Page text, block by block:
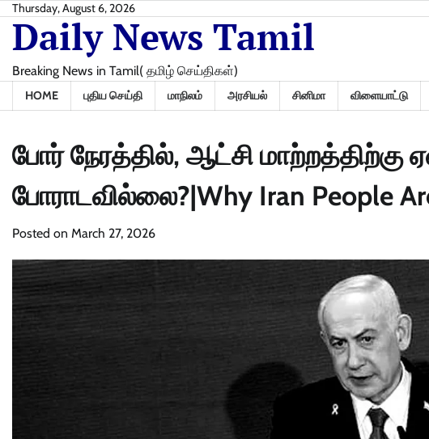
Skip
content
Thursday, August 6, 2026
Daily News Tamil
Breaking News in Tamil( தமிழ் செய்திகள்)
HOME புதிய செய்தி மாநிலம் அரசியல் சினிமா விளையாட்டு
போர் நேரத்தில், ஆட்சி
போராடவில்லை?|Why Iran People
Posted on March 27, 2026